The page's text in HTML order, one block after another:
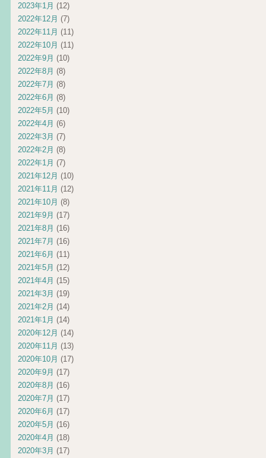
2023年1月 (12)
2022年12月 (7)
2022年11月 (11)
2022年10月 (11)
2022年9月 (10)
2022年8月 (8)
2022年7月 (8)
2022年6月 (8)
2022年5月 (10)
2022年4月 (6)
2022年3月 (7)
2022年2月 (8)
2022年1月 (7)
2021年12月 (10)
2021年11月 (12)
2021年10月 (8)
2021年9月 (17)
2021年8月 (16)
2021年7月 (16)
2021年6月 (11)
2021年5月 (12)
2021年4月 (15)
2021年3月 (19)
2021年2月 (14)
2021年1月 (14)
2020年12月 (14)
2020年11月 (13)
2020年10月 (17)
2020年9月 (17)
2020年8月 (16)
2020年7月 (17)
2020年6月 (17)
2020年5月 (16)
2020年4月 (18)
2020年3月 (17)